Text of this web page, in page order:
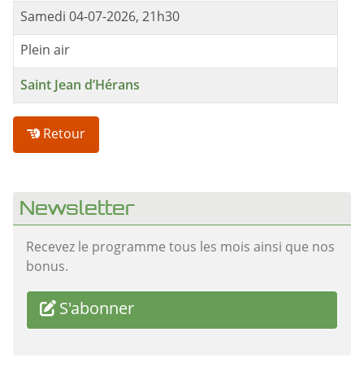
Samedi 04-07-2026, 21h30
Plein air
Saint Jean d’Hérans
Retour
Newsletter
Recevez le programme tous les mois ainsi que nos
bonus.
S'abonner